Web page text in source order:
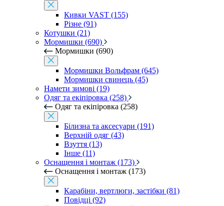
Кивки VAST (155)
Різне (91)
Котушки (21)
Мормишки (690)
Мормишки (690)
Мормишки Вольфрам (645)
Мормишки свинець (45)
Намети зимові (19)
Одяг та екіпіровка (258)
Одяг та екіпіровка (258)
Білизна та аксесуари (191)
Верхній одяг (43)
Взуття (13)
Інше (11)
Оснащення і монтаж (173)
Оснащення і монтаж (173)
Карабіни, вертлюги, застібки (81)
Повідці (92)